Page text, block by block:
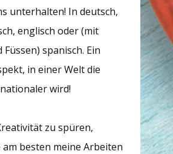
unterhalten! In deutsch,
englisch oder (mit
spanisch. Ein
in einer Welt die
wird!
zu spüren,
am besten meine Arbeiten